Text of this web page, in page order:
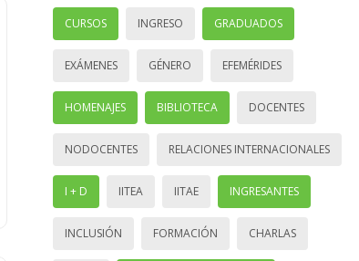
CURSOS INGRESO GRADUADOS
EXÁMENES GÉNERO EFEMÉRIDES
HOMENAJES BIBLIOTECA DOCENTES
NODOCENTES RELACIONES INTERNACIONALES
I + D IITEA IITAE INGRESANTES
INCLUSIÓN FORMACIÓN CHARLAS